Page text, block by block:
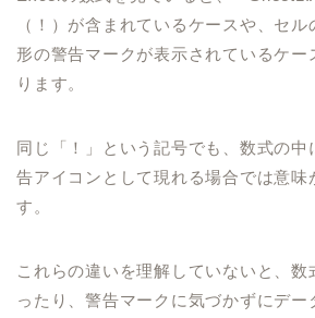
（！）が含まれているケースや、セ
形の警告マークが表示されているケー
ります。
同じ「！」という記号でも、数式の中
告アイコンとして現れる場合では意味
す。
これらの違いを理解していないと、
ったり、警告マークに気づかずにデー